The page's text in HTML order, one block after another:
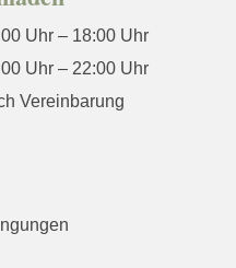
Uhr – 18:00 Uhr
Uhr – 22:00 Uhr
Vereinbarung